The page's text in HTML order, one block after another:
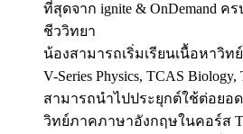
ที่สุดจาก ignite & OnDemand
ชีววิทยา
น้องสามารถเริ่มเรียนเนื้อหาวิ
V-Series Physics, TCAS
สามารถนำไปประยุกต์ใช้ต่อยอด
วิทย์ภาคภาษาอังกฤษในคอร์ส